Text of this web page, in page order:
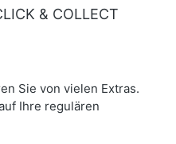
& COLLECT
Sie von vielen Extras.
Ihre regulären